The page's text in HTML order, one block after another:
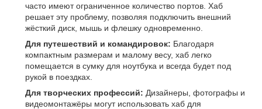
часто имеют ограниченное количество портов. Хаб
решает эту проблему, позволяя подключить внешний
жёсткий диск, мышь и флешку одновременно.
Для путешествий и командировок: Благодаря
компактным размерам и малому весу, хаб легко
помещается в сумку для ноутбука и всегда будет под
рукой в поездках.
Для творческих профессий: Дизайнеры, фотографы и
видеомонтажёры могут использовать хаб для